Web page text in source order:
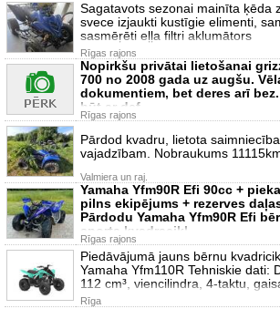
Sagatavots sezonai mainīta ķēda
svece izjaukti kustīgie elimenti,
sasmēŗēti eļļa filtri aklumātors
Rīgas rajons
Nopirkšu privātai lietošanai
700 no 2008 gada uz augšu.
dokumentiem, bet deres arī bez.
būt ar def
Rīgas rajons
Pārdod kvadru, lietota
vajadzībam. Nobraukums
Valmiera un raj.
Yamaha Yfm90R Efi 90cc +
pilns ekipējums + rezerves
Pārdodu Yamaha Yfm90R Efi
sporta kvadracikl
Rīgas rajons
Piedāvājumā jauns bērnu
Yamaha Yfm110R Tehniskie dati:
112 cm³, viencilindra, 4-taktu,
Rīga